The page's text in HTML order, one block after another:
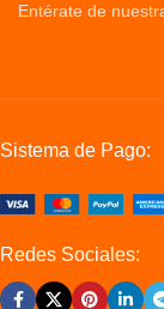
Entérate de
Sistema de Pago:
Redes Sociales: